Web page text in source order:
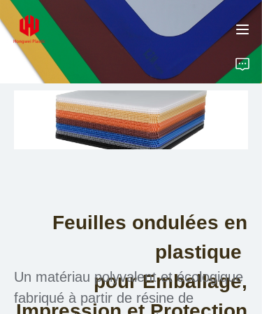
Feuilles ondulées en
plastique
pour Emballage,
Un matériau polyvalent et écologique
fabriqué à partir de résine de
Accueil
Perspectives